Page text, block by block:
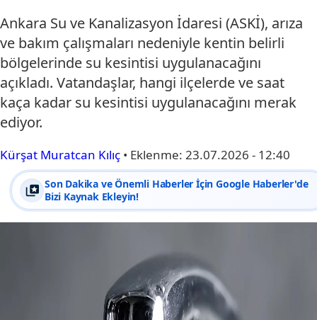
Ankara Su ve Kanalizasyon İdaresi (ASKİ), arıza
ve bakım çalışmaları nedeniyle kentin belirli
bölgelerinde su kesintisi uygulanacağını
açıkladı. Vatandaşlar, hangi ilçelerde ve saat
kaça kadar su kesintisi uygulanacağını merak
ediyor.
Kürşat Muratcan Kılıç • Eklenme: 23.07.2026 - 12:40
Son Dakika ve Önemli Haberler İçin Google Haberler'de
Bizi Kaynak Ekleyin!